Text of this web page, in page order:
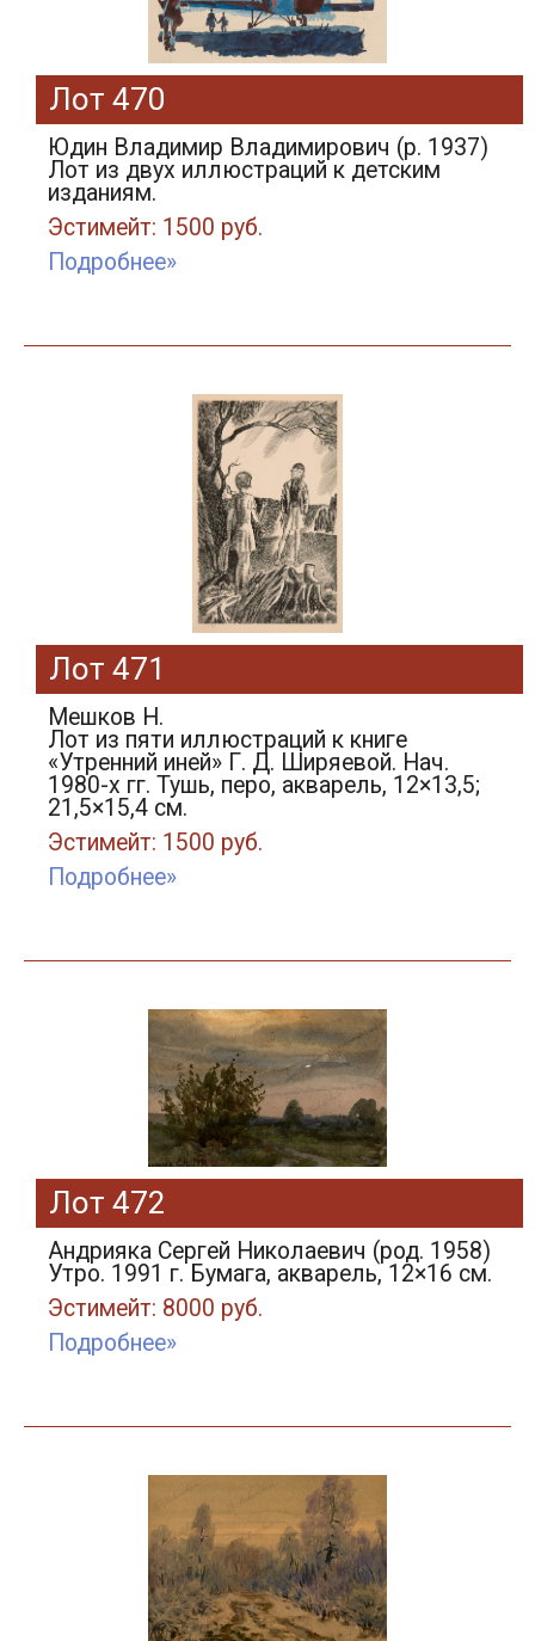
Лот 470
Юдин Владимир Владимирович (р. 1937)
Лот из двух иллюстраций к детским
изданиям.
Эстимейт: 1500 руб.
Подробнее»
Лот 471
Мешков Н.
Лот из пяти иллюстраций к книге
«Утренний иней» Г. Д. Ширяевой. Нач.
1980-х гг. Тушь, перо, акварель, 12×13,5;
21,5×15,4 см.
Эстимейт: 1500 руб.
Подробнее»
Лот 472
Андрияка Сергей Николаевич (род. 1958)
Утро. 1991 г. Бумага, акварель, 12×16 см.
Эстимейт: 8000 руб.
Подробнее»